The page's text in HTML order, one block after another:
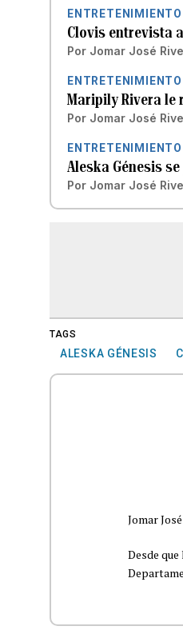
ENTRETENIMIENTO
Clovis entrevista
Por Jomar José
ENTRETENIMIENTO
Maripily Rivera le
Por Jomar José
ENTRETENIMIENTO
Aleska Génesis
Por Jomar José
TAGS
ALESKA GÉNESIS
Jomar
Desde